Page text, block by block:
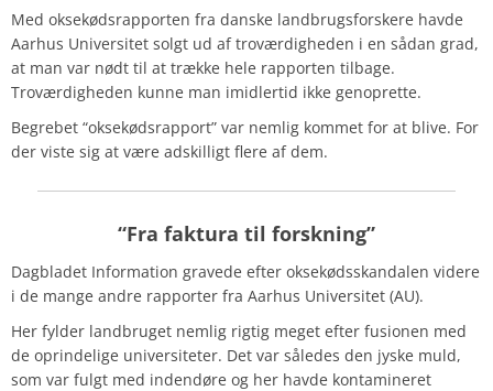
Med oksekødsrapporten fra danske landbrugsforskere havde
Aarhus Universitet solgt ud af troværdigheden i en sådan grad,
at man var nødt til at trække hele rapporten tilbage.
Troværdigheden kunne man imidlertid ikke genoprette.
Begrebet “oksekødsrapport” var nemlig kommet for at blive. For
der viste sig at være adskilligt flere af dem.
“Fra faktura til forskning”
Dagbladet Information gravede efter oksekødsskandalen videre
i de mange andre rapporter fra Aarhus Universitet (AU).
Her fylder landbruget nemlig rigtig meget efter fusionen med
de oprindelige universiteter. Det var således den jyske muld,
som var fulgt med indendøre og her havde kontamineret